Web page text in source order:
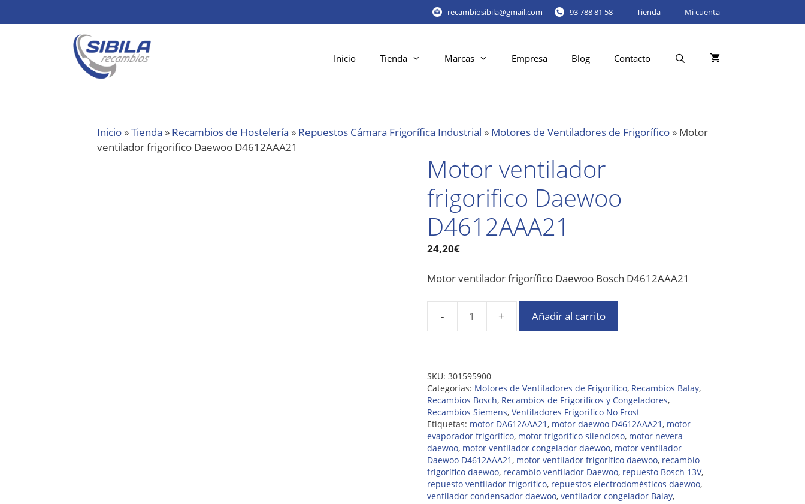
recambiosibila@gmail.com 93 788 81 58 Tienda Mi cuenta
Inicio Tienda Marcas Empresa Blog Contacto
Inicio »Tienda » Recambios de Hostelería » Repuestos Cámara Frigorífica Industrial » Motores de Ventiladores de Frigorífico » Motor
ventilador frigorifico Daewoo D4612AAA21
Motor ventilador
frigorifico Daewoo
D4612AAA21
24,20€
Motor ventilador frigorífico Daewoo Bosch D4612AAA21
Añadir al carrito
SKU: 301595900
Categorías: Motores de Ventiladores de Frigorífico, Recambios Balay,
Recambios Bosch, Recambios de Frigoríficos y Congeladores,
Recambios Siemens, Ventiladores Frigorífico No Frost
Etiquetas: motor DA612AAA21, motor daewoo D4612AAA21, motor
evaporador frigorífico, motor frigorífico silencioso, motor nevera
daewoo, motor ventilador congelador daewoo, motor ventilador
Daewoo D4612AAA21, motor ventilador frigorífico daewoo, recambio
frigorífico daewoo, recambio ventilador Daewoo, repuesto Bosch 13V,
repuesto ventilador frigorífico, repuestos electrodomésticos daewoo,
ventilador condensador daewoo, ventilador congelador Balay,